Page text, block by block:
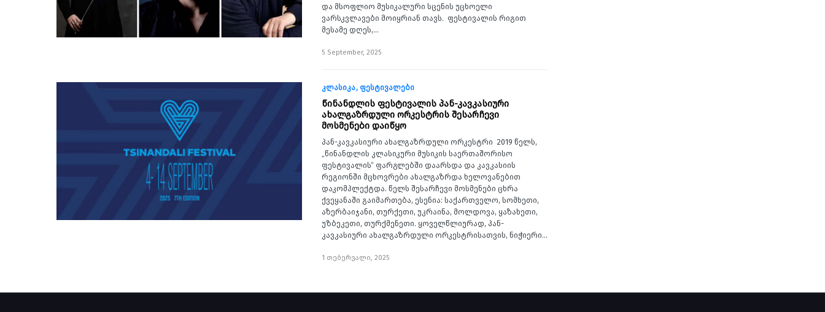
და მსოფლიო მუსიკალური სცენის უცხოელი
ვარსკვლავები მოიყრიან თავს. ფესტივალის რიგით
მესამე დღეს,…
5 September, 2025
კლასიკა ფესტივალები
წინანდლის ფესტივალის პან-კავკასიური
ახალგაზრდული ორკესტრის შესარჩევი
მოსმენები დაიწყო
პან-კავკასიური ახალგაზრდული ორკესტრი 2019 წელს,
„წინანდლის კლასიკური მუსიკის საერთაშორისო
ფესტივალის“ ფარგლებში დაარსდა და კავკასიის
რეგიონში მცხოვრები ახალგაზრდა ხელოვანებით
დაკომპლექტდა. წელს შესარჩევი მოსმენები ცხრა
ქვეყანაში გაიმართება, ესენია: საქართველო, სომხეთი,
აზერბაიჯანი, თურქეთი, უკრაინა, მოლდოვა, ყაზახეთი,
უზბეკეთი, თურქმენეთი. ყოველწლიურად, პან-
კავკასიური ახალგაზრდული ორკესტრისათვის, ნიჭიერი…
1 თებერვალი, 2025